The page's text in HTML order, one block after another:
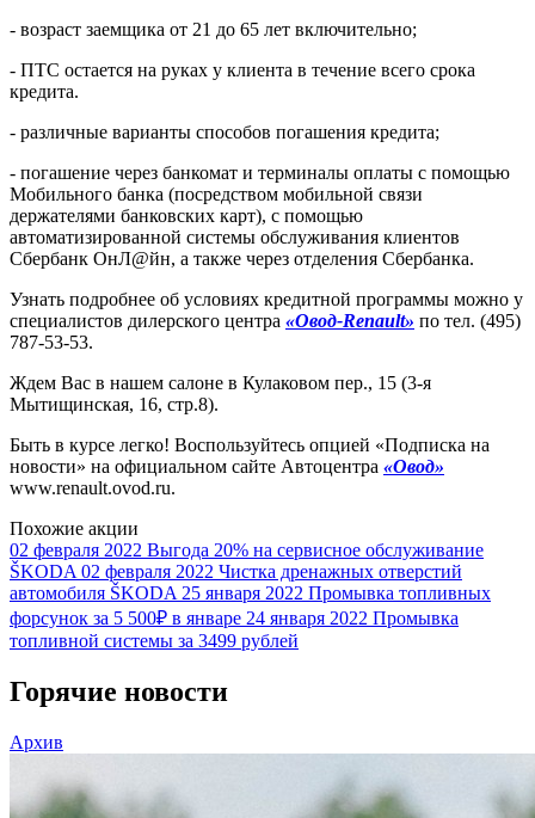
- возраст заемщика от 21 до 65 лет включительно;
- ПТС остается на руках у клиента в течение всего срока
кредита.
- различные варианты способов погашения кредита;
- погашение через банкомат и терминалы оплаты с помощью
Мобильного банка (посредством мобильной связи
держателями банковских карт), с помощью
автоматизированной системы обслуживания клиентов
Сбербанк ОнЛ@йн, а также через отделения Сбербанка.
Узнать подробнее об условиях кредитной программы можно у
специалистов дилерского центра «Овод-Renault» по тел. (495)
787-53-53.
Ждем Вас в нашем салоне в Кулаковом пер., 15 (3-я
Мытищинская, 16, стр.8).
Быть в курсе легко! Воспользуйтесь опцией «Подписка на
новости» на официальном сайте Автоцентра «Овод»
www.renault.ovod.ru.
Похожие акции
02 февраля 2022 Выгода 20% на сервисное обслуживание
ŠKODA 02 февраля 2022 Чистка дренажных отверстий
автомобиля ŠKODA 25 января 2022 Промывка топливных
форсунок за 5 500₽ в январе 24 января 2022 Промывка
топливной системы за 3499 рублей
Горячие новости
Архив